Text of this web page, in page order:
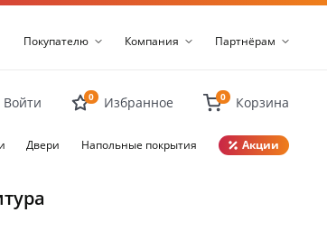
Покупателю Компания Партнёрам
Войти 0 Избранное 0 Корзина
Двери Напольные покрытия Акции